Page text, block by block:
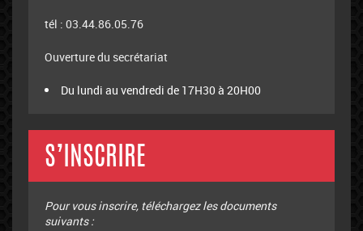
tél : 03.44.86.05.76
Ouverture du secrétariat
Du lundi au vendredi de 17H30 à 20H00
S’INSCRIRE
Pour vous inscrire, téléchargez les documents
suivants :